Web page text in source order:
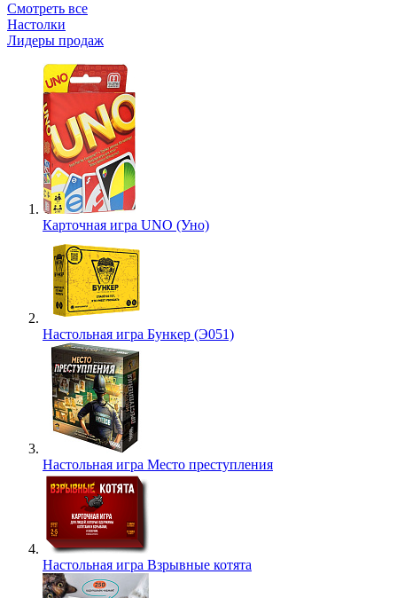
Смотреть все
Настолки
Лидеры продаж
Карточная игра UNO (Уно)
Настольная игра Бункер (Э051)
Настольная игра Место преступления
Настольная игра Взрывные котята